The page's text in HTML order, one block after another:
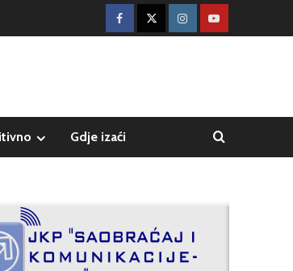
Gdje izaći